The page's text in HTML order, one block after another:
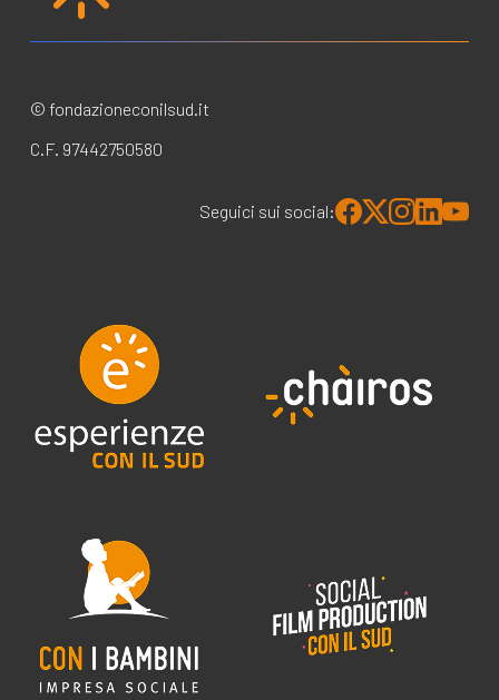
© fondazioneconilsud.it
C.F. 97442750580
Seguici sui social: